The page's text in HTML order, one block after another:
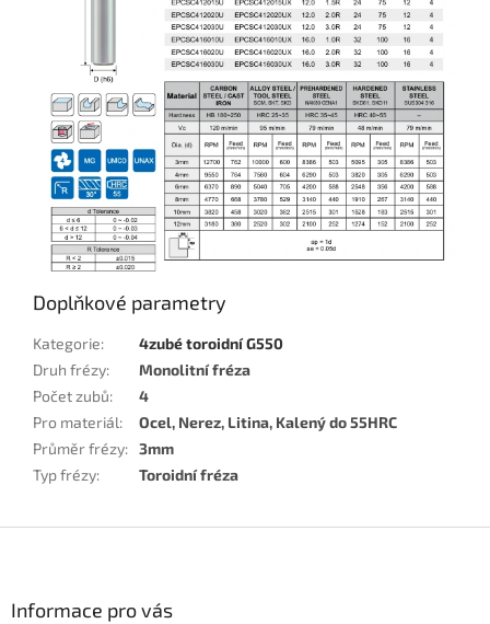
Doplňkové parametry
Kategorie:
4zubé toroidní G550
Druh frézy:
Monolitní fréza
Počet zubů:
4
Pro materiál:
Ocel, Nerez, Litina, Kalený do 55HRC
Průměr frézy: 3mm
Typ frézy: Toroidní fréza
Informace pro vás